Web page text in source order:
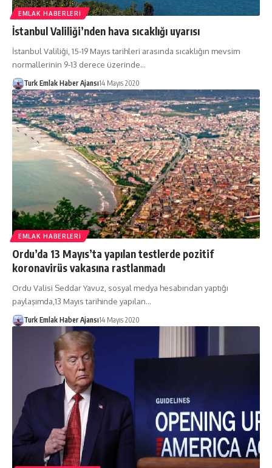
EMLAK HABERLERI
İstanbul Valiliği’nden hava sıcaklığı uyarısı
İstanbul Valiliği, 15-19 Mayıs tarihleri arasında sıcaklığın mevsim
normallerinin 9-13 derece üzerinde…
Turk Emlak Haber Ajansı14 Mayıs 2020
EMLAK HABERLERI
Ordu’da 13 Mayıs’ta yapılan testlerde pozitif
koronavirüs vakasına rastlanmadı
Ordu Valisi Seddar Yavuz, sosyal medya hesabından yaptığı
paylaşımda,13 Mayıs tarihinde yapılan…
Turk Emlak Haber Ajansı14 Mayıs 2020